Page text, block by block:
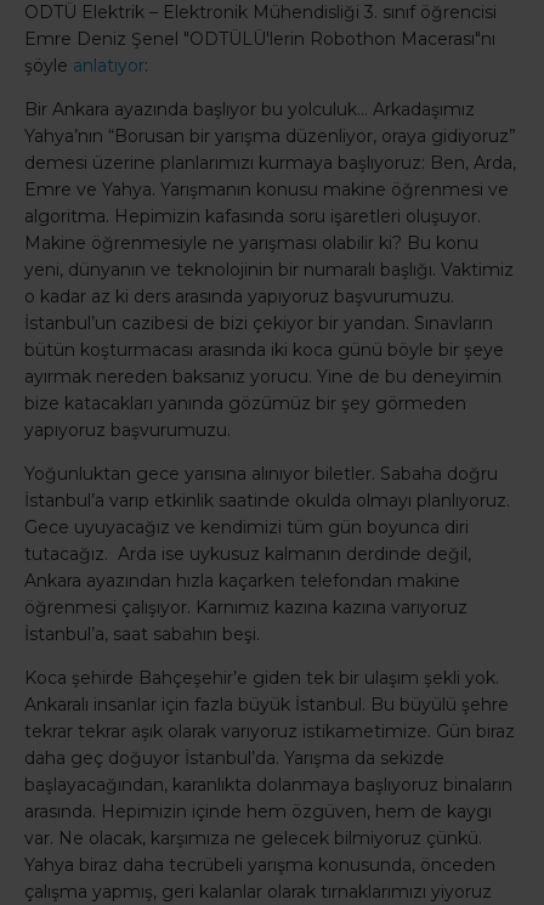
ODTÜ Elektrik – Elektronik Mühendisliği 3. sınıf öğrencisi
Emre Deniz Şenel "ODTÜLÜ'lerin Robothon Macerası"nı
şöyle anlatıyor:
Bir Ankara ayazında başlıyor bu yolculuk… Arkadaşımız
Yahya’nın “Borusan bir yarışma düzenliyor, oraya gidiyoruz”
demesi üzerine planlarımızı kurmaya başlıyoruz: Ben, Arda,
Emre ve Yahya. Yarışmanın konusu makine öğrenmesi ve
algoritma. Hepimizin kafasında soru işaretleri oluşuyor.
Makine öğrenmesiyle ne yarışması olabilir ki? Bu konu
yeni, dünyanın ve teknolojinin bir numaralı başlığı. Vaktimiz
o kadar az ki ders arasında yapıyoruz başvurumuzu.
İstanbul’un cazibesi de bizi çekiyor bir yandan. Sınavların
bütün koşturmacası arasında iki koca günü böyle bir şeye
ayırmak nereden baksanız yorucu. Yine de bu deneyimin
bize katacakları yanında gözümüz bir şey görmeden
yapıyoruz başvurumuzu.
Yoğunluktan gece yarısına alınıyor biletler. Sabaha doğru
İstanbul’a varıp etkinlik saatinde okulda olmayı planlıyoruz.
Gece uyuyacağız ve kendimizi tüm gün boyunca diri
tutacağız. Arda ise uykusuz kalmanın derdinde değil,
Ankara ayazından hızla kaçarken telefondan makine
öğrenmesi çalışıyor. Karnımız kazına kazına varıyoruz
İstanbul’a, saat sabahın beşi.
Koca şehirde Bahçeşehir’e giden tek bir ulaşım şekli yok.
Ankaralı insanlar için fazla büyük İstanbul. Bu büyülü şehre
tekrar tekrar aşık olarak varıyoruz istikametimize. Gün biraz
daha geç doğuyor İstanbul’da. Yarışma da sekizde
başlayacağından, karanlıkta dolanmaya başlıyoruz binaların
arasında. Hepimizin içinde hem özgüven, hem de kaygı
var. Ne olacak, karşımıza ne gelecek bilmiyoruz çünkü.
Yahya biraz daha tecrübeli yarışma konusunda, önceden
çalışma yapmış, geri kalanlar olarak tırnaklarımızı yiyoruz